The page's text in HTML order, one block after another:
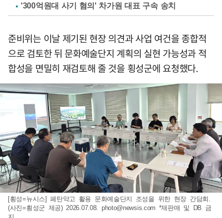
'300억원대 사기 혐의' 차가원 대표 구속 송치
준비위는 이날 제기된 현장 의견과 사업 여건을 종합적
으로 검토한 뒤 문화예술단지 계획의 실현 가능성과 적
합성을 면밀히 재검토해 줄 것을 횡성군에 요청했다.
[횡성=뉴시스] 폐탄약고 활용 문화예술단지 조성을 위한 현장 간담회.
(사진=횡성군 제공) 2026.07.08. photo@newsis.com *재판매 및 DB 금